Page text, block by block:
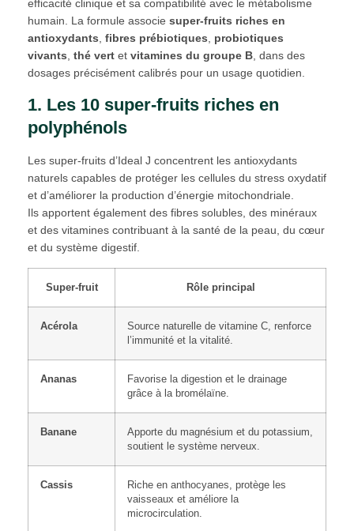
efficacité clinique et sa compatibilité avec le métabolisme
humain. La formule associe super-fruits riches en
antioxydants fibres prébiotiques
probiotiques
vivants thé vert et vitamines du groupe B , dans des
dosages précisément calibrés pour un usage quotidien.
1. Les 10 super-fruits riches en
polyphénols
Les super-fruits d’Ideal J concentrent les antioxydants
naturels capables de protéger les cellules du stress oxydatif
et d’améliorer la production d’énergie mitochondriale.
Ils apportent également des fibres solubles, des minéraux
et des vitamines contribuant à la santé de la peau, du cœur
et du système digestif.
Super-fruit Rôle principal
Acérola
Source naturelle de vitamine C, renforce
l’immunité et la vitalité.
Ananas
Favorise la digestion et le drainage
grâce à la bromélaïne.
Banane
Apporte du magnésium et du potassium,
soutient le système nerveux.
Cassis
Riche en anthocyanes, protège les
vaisseaux et améliore la
microcirculation.